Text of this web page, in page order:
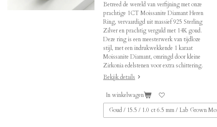
Betreed de wereld van verfijning met onze
prachtige 1CT Moissanite Diamant Heren
Ring, vervaardigd uit massief 925 Sterling
Zilver en prachtig verguld met 14K goud.
Deze ring is een meesterwerk van tijdloze
stijl, met een indrukwekkende 1 karaat
Moissanite Diamant, omringd door kleine
Zirkonia edelstenen voor extra schittering.
Bekijk details
In winkelwagen